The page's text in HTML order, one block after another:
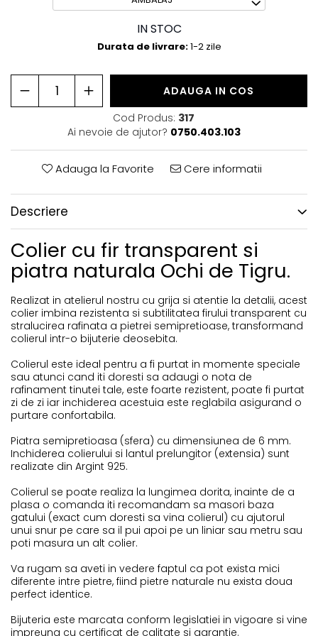
Coliere Transparente Diverse
Lănțișoare cu Inimioare
Lănțișoare cu Cruce
Lănțișoare cu Stea
Lănțișoare cu Soare
Lănțișoare cu Semilună
Lănțișoare cu Zodii
Lănțișoare cu Animale
Lănțișoare cu Molecule
Lănțișoare cu Pietre Naturale
COLIERE CU PERLE
Coliere cu Perle Naturale
Coliere cu Perle Preciosa
COLIERE ȘNUR REGLABIL
Coliere cu Inimioare
Coliere cu Cruce
Coliere cu Soare
Coliere cu Semilună
Coliere cu Zodii
Coliere cu Flori
Coliere cu Animale
Coliere cu Molecule
IN STOC
Durata de livrare:1-2 zile
ADAUGA IN COS
Cod Produs: 317
Ai nevoie de ajutor? 0750.403.103
Adauga la Favorite Cere informatii
Descriere
Colier cu fir transparent si
piatra naturala Ochi de Tigru.
Realizat in atelierul nostru cu grija si atentie la detalii, acest
colier imbina rezistenta si subtilitatea firului transparent cu
stralucirea rafinata a pietrei semipretioase, transformand
colierul intr-o bijuterie deosebita.
Colierul este ideal pentru a fi purtat in momente speciale
sau atunci cand iti doresti sa adaugi o nota de
rafinament tinutei tale, este foarte rezistent, poate fi purtat
zi de zi iar inchiderea acestuia este reglabila asigurand o
purtare confortabila.
Piatra semipretioasa (sfera) cu dimensiunea de 6 mm.
Inchiderea colierului si lantul prelungitor (extensia) sunt
realizate din Argint 925.
Colierul se poate realiza la lungimea dorita, inainte de a
plasa o comanda iti recomandam sa masori baza
gatului (exact cum doresti sa vina colierul) cu ajutorul
unui snur pe care sa il pui apoi pe un liniar sau metru sau
poti masura un alt colier.
Va rugam sa aveti in vedere faptul ca pot exista mici
diferente intre pietre, fiind pietre naturale nu exista doua
perfect identice.
Bijuteria este marcata conform legislatiei in vigoare si vine
impreuna cu certificat de calitate si garantie.